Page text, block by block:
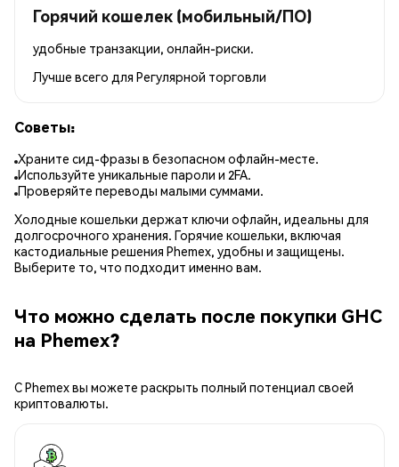
Горячий кошелек (мобильный/ПО)
удобные транзакции, онлайн-риски.
Лучше всего для Регулярной торговли
Советы:
Храните сид-фразы в безопасном офлайн-месте.
Используйте уникальные пароли и 2FA.
Проверяйте переводы малыми суммами.
Холодные кошельки держат ключи офлайн, идеальны для
долгосрочного хранения. Горячие кошельки, включая
кастодиальные решения Phemex, удобны и защищены.
Выберите то, что подходит именно вам.
Что можно сделать после покупки GHC
на Phemex?
С Phemex вы можете раскрыть полный потенциал своей
криптовалюты.